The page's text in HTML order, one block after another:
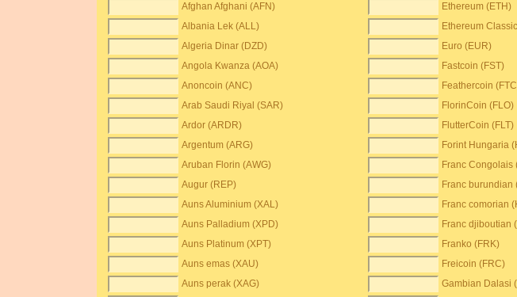
Afghan Afghani (AFN)
Ethereum (ETH)
Albania Lek (ALL)
Ethereum
Algeria Dinar (DZD)
Euro (EUR)
Angola Kwanza (AOA)
Fastcoin (FST)
Anoncoin (ANC)
Feathercoin
Arab Saudi Riyal (SAR)
FlorinCoin (FLO)
Ardor (ARDR)
FlutterCoin (FLT)
Argentum (ARG)
Forint Hungaria
Aruban Florin (AWG)
Franc Congolais
Augur (REP)
Franc burundian
Auns Aluminium (XAL)
Franc comorian
Auns Palladium (XPD)
Franc djiboutian
Auns Platinum (XPT)
Franko (FRK)
Auns emas (XAU)
Freicoin (FRC)
Auns perak (XAG)
Gambian Dalasi